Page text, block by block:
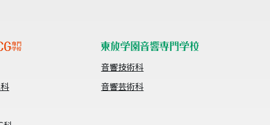
音響技術科
音響芸術科